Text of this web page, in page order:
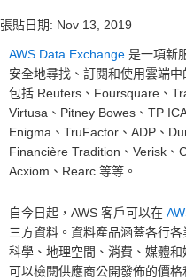
張貼日期: Nov 13, 2019
AWS Data Exchange 是一項新
安全地尋找、訂閱和使用雲端
包括 Reuters、Foursquare、
Virtusa、Pitney Bowes、TP
Enigma、TruFactor、ADP、
Financière Tradition、Verisk、
Acxiom、Rearc 等等。
自今日起，AWS 客戶可以在
三方資料。資料產品涵蓋各行
科學、地理空間、消費、媒體
可以檢閱供應商公開發佈的價